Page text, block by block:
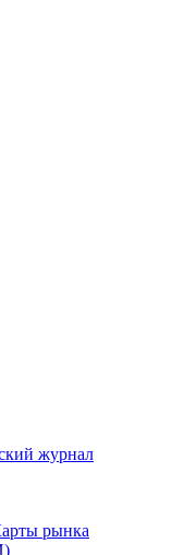
журнал